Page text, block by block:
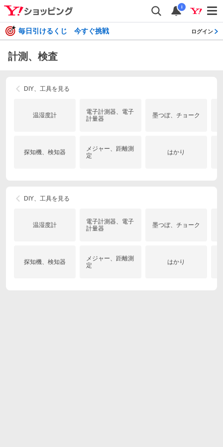
i
毎日引けるくじ 今すぐ挑戦 ログイン
計測、検査
DIY、工具を見る
温湿度計
探知機、検知器
電子計測器、電子
計量器
メジャー、距離測
定
墨つぼ、チョーク
はかり
DIY、工具を見る
温湿度計
探知機、検知器
電子計測器、電子
計量器
メジャー、距離測
定
墨つぼ、チョーク
はかり